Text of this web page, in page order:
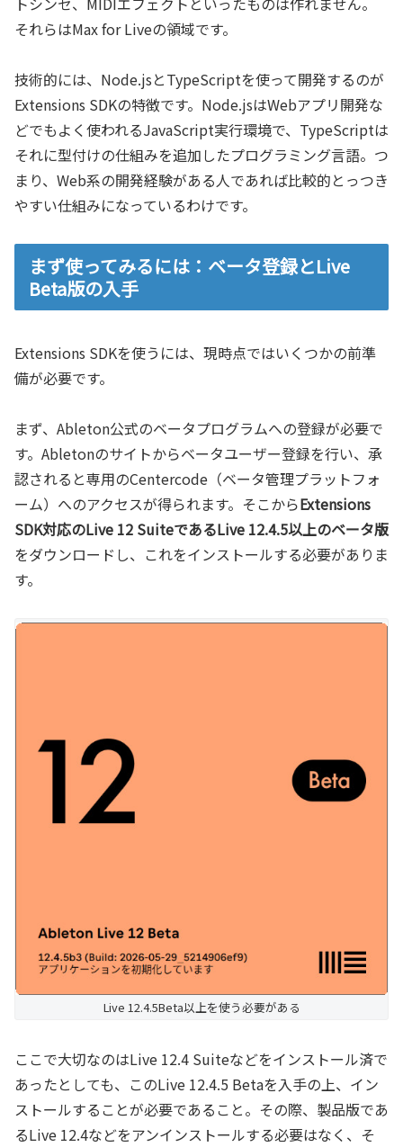
それらはMax for Liveの領域です。
技術的には、Node.jsとTypeScriptを使って開発するのが
Extensions SDKの特徴です。Node.jsはWebアプリ開発な
どでもよく使われるJavaScript実行環境で、TypeScriptは
それに型付けの仕組みを追加したプログラミング言語。つ
まり、Web系の開発経験がある人であれば比較的とっつき
やすい仕組みになっているわけです。
まず使ってみるには：ベータ登録とLive
Beta版の入手
Extensions SDKを使うには、現時点ではいくつかの前準
備が必要です。
まず、Ableton公式のベータプログラムへの登録が必要で
す。Abletonのサイトからベータユーザー登録を行い、承
認されると専用のCentercode（ベータ管理プラットフォ
ーム）へのアクセスが得られます。そこからExtensions
SDK対応のLive 12 SuiteであるLive 12.4.5以上のベータ版
をダウンロードし、これをインストールする必要がありま
す。
Live 12.4.5Beta以上を使う必要がある
ここで大切なのはLive 12.4 Suiteなどをインストール済で
あったとしても、このLive 12.4.5 Betaを入手の上、イン
ストールすることが必要であること。その際、製品版であ
るLive 12.4などをアンインストールする必要はなく、そ